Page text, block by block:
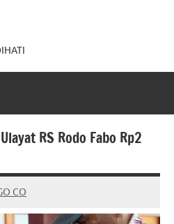
RS Rodo Fabo Rp2
CO